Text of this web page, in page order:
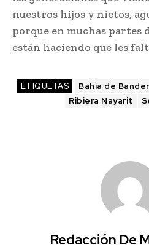
nuestros hijos y nietos,
porque en muchas partes
están haciendo que les
ETIQUETAS Bahía de
Ribiera Nayarit
Redacción De